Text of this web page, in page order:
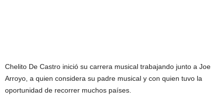
Chelito De Castro inició su carrera musical trabajando junto a Joe
Arroyo, a quien considera su padre musical y con quien tuvo la
oportunidad de recorrer muchos países.